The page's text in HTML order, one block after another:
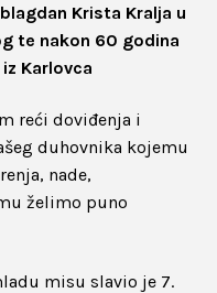
Krista Kralja u
te nakon 60 godina
Karlovca
reći doviđenja i
duhovnika kojemu
nade,
želimo puno
misu slavio je 7.